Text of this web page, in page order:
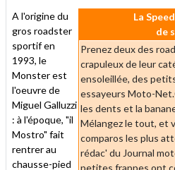
La
de
Prenez deux des
crapuleux de leur
ensoleillée, des
essayeurs Moto-
les dents et la
Mélangez le tout, et
comparos les plus
rédac' du Journal
petites frappes ont
A l'origine du
gros roadster
sportif en
1993, le
Monster est
l'oeuvre de
Miguel Galluzzi
: à l'époque, "il
Mostro" fait
rentrer au
chausse-pied